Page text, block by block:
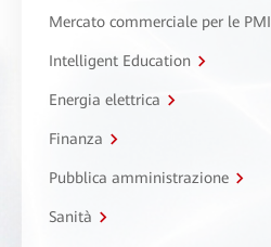
Mercato commerciale per le PMI
Intelligent Education
Energia elettrica
Finanza
Pubblica amministrazione
Sanità